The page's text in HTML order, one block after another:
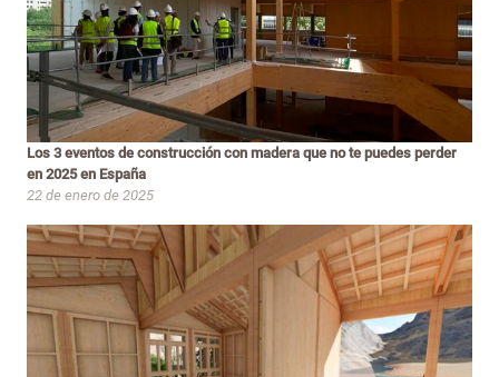
Los 3 eventos de construcción con madera que no te puedes perder
en 2025 en España
22 de enero de 2025